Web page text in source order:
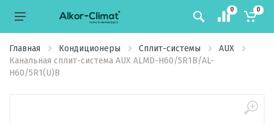
0 0
Главная Кондиционеры Сплит-системы
AUX
Канальная сплит-система AUX ALMD-H60/5R1B/AL-
H60/5R1(U)B